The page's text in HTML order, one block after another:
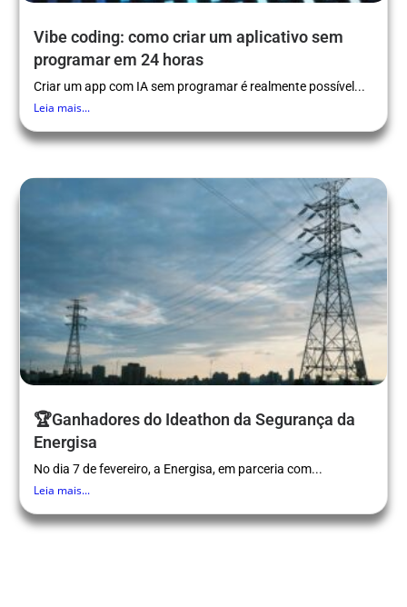
Vibe coding: como criar um aplicativo sem
programar em 24 horas
Criar um app com IA sem programar é realmente possível...
Leia mais...
🏆Ganhadores do Ideathon da Segurança da
Energisa
No dia 7 de fevereiro, a Energisa, em parceria com...
Leia mais...